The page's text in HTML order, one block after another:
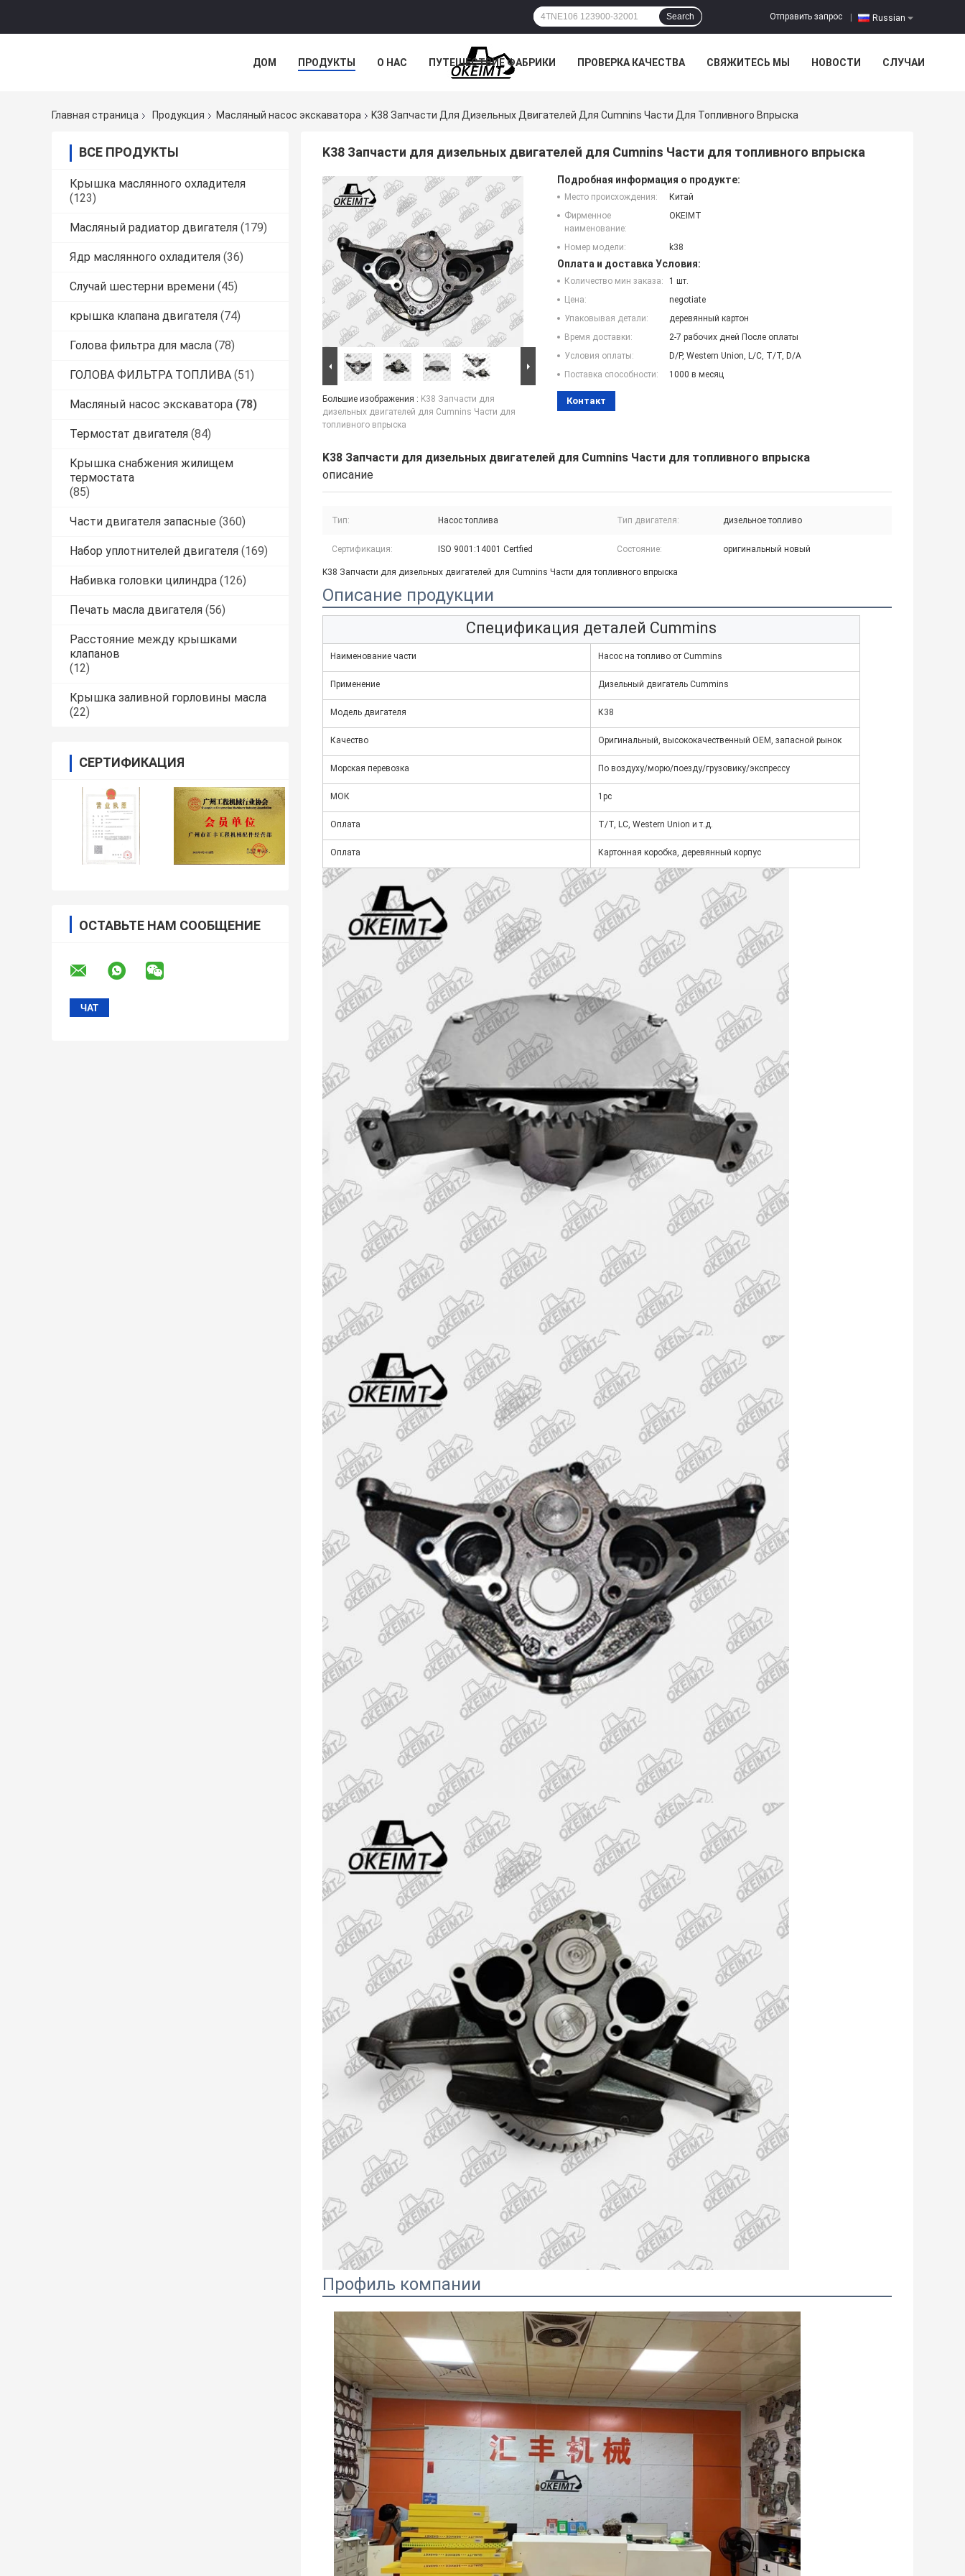
Russian
Отправить запрос
Search
ДОМ ПРОДУКТЫ О НАС ПУТЕШЕСТВИЕ ФАБРИКИ ПРОВЕРКА КАЧЕСТВА СВЯЖИТЕСЬ МЫ НОВОСТИ СЛУЧАИ
Главная страница Продукция Масляный насос экскаватора K38 Запчасти Для Дизельных Двигателей Для Cumnins Части Для Топливного Впрыска
ВСЕ ПРОДУКТЫ
Крышка маслянного охладителя
(123)
Масляный радиатор двигателя (179)
Ядр маслянного охладителя (36)
Случай шестерни времени (45)
крышка клапана двигателя (74)
Голова фильтра для масла (78)
ГОЛОВА ФИЛЬТРА ТОПЛИВА (51)
Масляный насос экскаватора (78)
Термостат двигателя (84)
Крышка снабжения жилищем
термостата
(85)
Части двигателя запасные (360)
Набор уплотнителей двигателя (169)
Набивка головки цилиндра (126)
Печать масла двигателя (56)
Расстояние между крышками
клапанов
(12)
Крышка заливной горловины масла
(22)
СЕРТИФИКАЦИЯ
ОСТАВЬТЕ НАМ СООБЩЕНИЕ
K38 Запчасти для дизельных двигателей для Cumnins Части для топливного впрыска
Большие изображения : K38 Запчасти для
дизельных двигателей для Cumnins Части для
топливного впрыска
Подробная информация о продукте:
Место происхождения:
Китай
Фирменное
наименование:
OKEIMT
Номер модели: k38
Оплата и доставка Условия:
Количество мин заказа:
1 шт.
Цена:
negotiate
Упаковывая детали:
деревянный картон
Время доставки:
2-7 рабочих дней После оплаты
Условия оплаты:
D/P, Western Union, L/C, T/T, D/A
Поставка способности:
1000 в месяц
Контакт
K38 Запчасти для дизельных двигателей для Cumnins Части для топливного впрыска
описание
Тип: Насос топлива Тип двигателя: дизельное топливо
Сертификация: ISO 9001:14001 Certfied Состояние: оригинальный новый
K38 Запчасти для дизельных двигателей для Cumnins Части для топливного впрыска
Описание продукции
Спецификация деталей Cummins
Наименование части Насос на топливо от Cummins
Применение Дизельный двигатель Cummins
Модель двигателя К38
Качество Оригинальный, высококачественный OEM, запасной рынок
Морская перевозка По воздуху/морю/поезду/грузовику/экспрессу
МОК 1pc
Оплата T/T, LC, Western Union и т.д.
Оплата Картонная коробка, деревянный корпус
Профиль компании